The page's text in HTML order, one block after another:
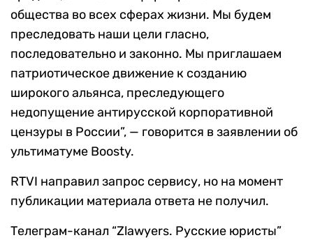
общества во всех сферах жизни. Мы будем
преследовать наши цели гласно,
последовательно и законно. Мы приглашаем
патриотическое движение к созданию
широкого альянса, преследующего
недопущение антирусской корпоративной
цензуры в России”, — говорится в заявлении об
ультиматуме Boosty.
RTVI направил запрос сервису, но на момент
публикации материала ответа не получил.
Телеграм-канал “Zlawyers. Русские юристы”